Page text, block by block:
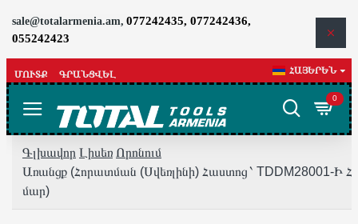
sale@totalarmenia.am, 077242435, 077242436,
055242423
ՄՈՒՏՔ ԳՐԱՆՑՎԵԼ ՀԱՅԵՐԵՆ
0
Գլխավոր Լիսեռ Որոնում
Առանցք (Հորատման (Սվեռլինի) Հաստոց ՝ TDDM28001-Ի
մար)